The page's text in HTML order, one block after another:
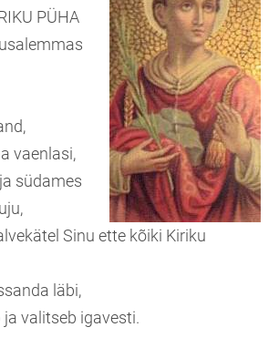
PÜHA
vaenlasi,
südames
Sinu ette kõiki Kiriku
läbi,
ja valitseb igavesti.